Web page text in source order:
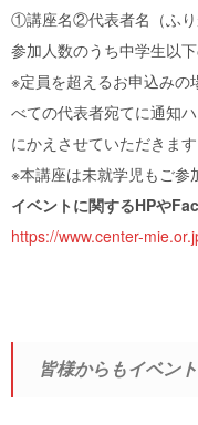
①講座名②代表者名（ふ
参加人数のうち中学生以
※定員を超えるお申込みの
べての代表者宛てに通知
にかえさせていただきま
※本講座は未就学児もご参
イベントに関するHPや
https://www.center-
皆様からもイベン